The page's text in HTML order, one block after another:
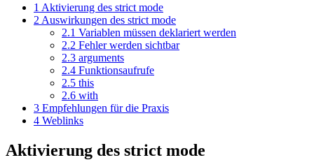
1 Aktivierung des strict mode
2 Auswirkungen des strict mode
2.1 Variablen müssen deklariert werden
2.2 Fehler werden sichtbar
2.3 arguments
2.4 Funktionsaufrufe
2.5 this
2.6 with
3 Empfehlungen für die Praxis
4 Weblinks
Aktivierung des strict mode